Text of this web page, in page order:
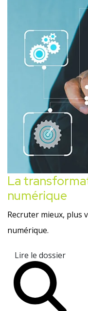
La
numérique
Recruter mieux, plus
numérique.
Lire le dossier